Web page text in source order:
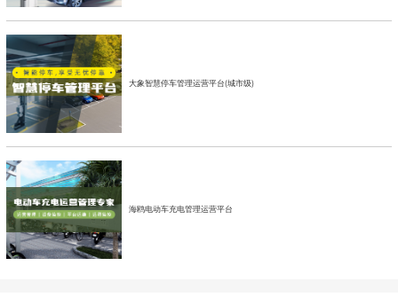
大象智慧停车管理运营平台(城市级)
海鸥电动车充电管理运营平台